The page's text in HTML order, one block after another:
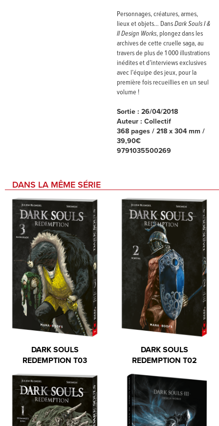
Personnages, créatures, armes,
lieux et objets… DansDark Souls I &
II Design Works, plongez dans les
archives de cette cruelle saga, au
travers de plus de 1 000 illustrations
inédites et d’interviews exclusives
avec l’équipe des jeux, pour la
première fois recueillies en un seul
volume !
Sortie : 26/04/2018
Auteur : Collectif
368 pages / 218 x 304 mm /
39,90€
9791035500269
DANS LA MÊME SÉRIE
DARK SOULS
REDEMPTION T03
DARK SOULS
REDEMPTION T02